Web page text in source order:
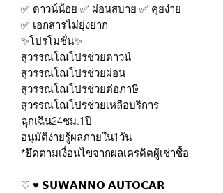
✅ ดาวน์น้อย ✅ ผ่อนสบาย ✅ คุยง่าย
✅ เอกสารไม่ยุ่งยาก
✨โปรโมชั่น✨
สุวรรณโณโปรช่วยดาวน์
สุวรรณโณโปรช่วยผ่อน
สุวรรณโณโปรช่วยต่อภาษี
สุวรรณโณโปรช่วยเหลือบริการ
ฉุกเฉิน24ชม.1ปี
อนุมัติง่ายรู้ผลภายใน1วัน
*ยึดตามเงื่อนไขจากผลเครดิตผู้เช่าซื้อ
♡ ♥️ 𝗦𝗨𝗪𝗔𝗡𝗡𝗢 𝗔𝗨𝗧𝗢𝗖𝗔𝗥